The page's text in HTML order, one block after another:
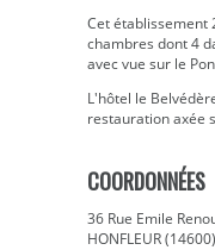
Cet établissement
chambres dont 4
avec vue sur le
L'hôtel le
restauration axée
COORDONNÉES
36 Rue Emile
HONFLEUR (14600)